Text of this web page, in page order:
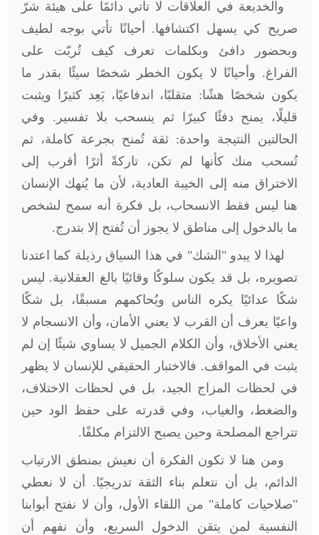
والخديعة في العلاقات لا تأتي دائمًا على هيئة شرّ
صريح كي يسهل اكتشافها. أحيانًا تأتي بوجه لطيف
وبحضور دافئ وبكلمات تعرف كيف تُربّت على
الفراغ. وأحيانًا لا يكون الخطر شخصًا سيئًا بقدر ما
يكون شخصًا هشًا: متقلبًا، اندفاعيًا، يَعِد كثيرًا ويثبت
قليلًا، يمنح دفئًا كبيرًا ثم ينسحب بلا تفسير. وفي
الحالتين النتيجة واحدة: ثقة تُمنح بجرعة كاملة، ثم
تُسحب منك كأنها لم تكن، تاركةً أثرًا أقرب إلى
الاختراق منه إلى الخيبة العادية، لأن ما يُنهك الإنسان
هنا ليس فقط الانسحاب، بل فكرة أنه سمح لشخص
ما بالدخول إلى مناطق لا يجوز أن تُفتح إلا بتدرج.
لهذا لا يبدو "الشك" في هذا السياق رذيلة كما اعتدنا
تصويره، بل قد يكون سلوكًا وقائيًا بالغ العقلانية. ليس
شكًا عدائيًا يكره الناس ويُحاكمهم مسبقًا، بل شكًا
واعيًا يعرف أن القرب لا يعني الأمان، وأن الانسجام لا
يعني الأخلاق، وأن الكلام الجميل لا يساوي شيئًا إن لم
يثبت في المواقف. فالاختبار الحقيقي للإنسان لا يظهر
في لحظات المزاج الجيد، بل في لحظات الاختلاف،
والضغط، والغياب، وفي قدرته على حفظ الود حين
تتراجع المصلحة وحين يصبح الالتزام مكلفًا.
ومن هنا لا تكون الفكرة أن نعيش بمنطق الارتياب
الدائم، بل أن نتعلم بناء الثقة تدريجيًا. أن لا نعطي
"صلاحيات كاملة" من اللقاء الأول، وأن لا نفتح أبوابنا
النفسية لمن يتقن الدخول السريع، وأن نفهم أن